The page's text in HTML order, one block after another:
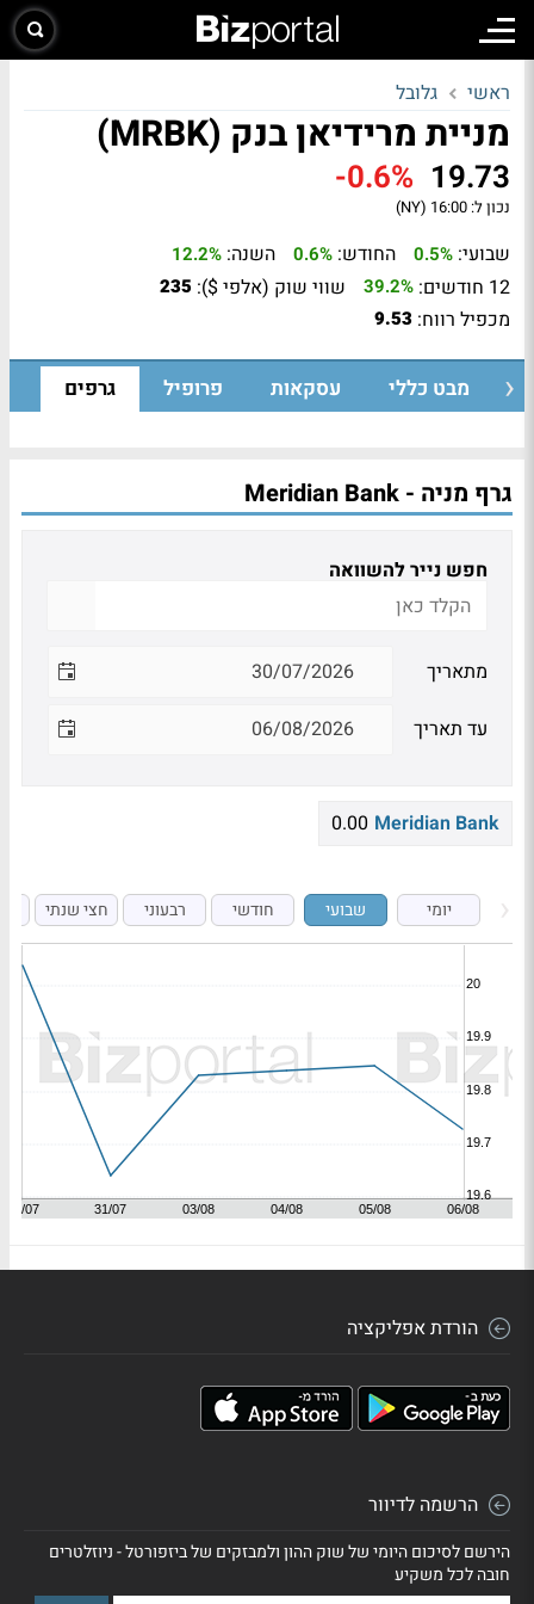
ראשי גלובל
מניית מרידיאן בנק (MRBK)
19.73
-0.6%
נכון ל: 16:00 (NY)
שבועי: 0.5% החודש: 0.6% השנה: 12.2%
12 חודשים: 39.2% שווי שוק (אלפי $): 235
מכפיל רווח: 9.53
מבט כללי עסקאות פרופיל גרפים
גרף מניה - Meridian Bank
חפש נייר להשוואה
מתאריך
עד תאריך
Meridian Bank
0.00
יומי שבועי חודשי רבעוני חצי שנתי
הורדת אפליקציה
הרשמה לדיוור
הירשם לסיכום היומי של שוק ההון ולמבזקים של ביזפורטל - ניוזלטרים
חובה לכל משקיע